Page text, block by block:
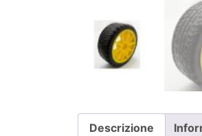
Descrizione